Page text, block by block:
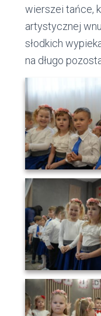
wierszei tańce,
artystycznej
słodkich
na długo